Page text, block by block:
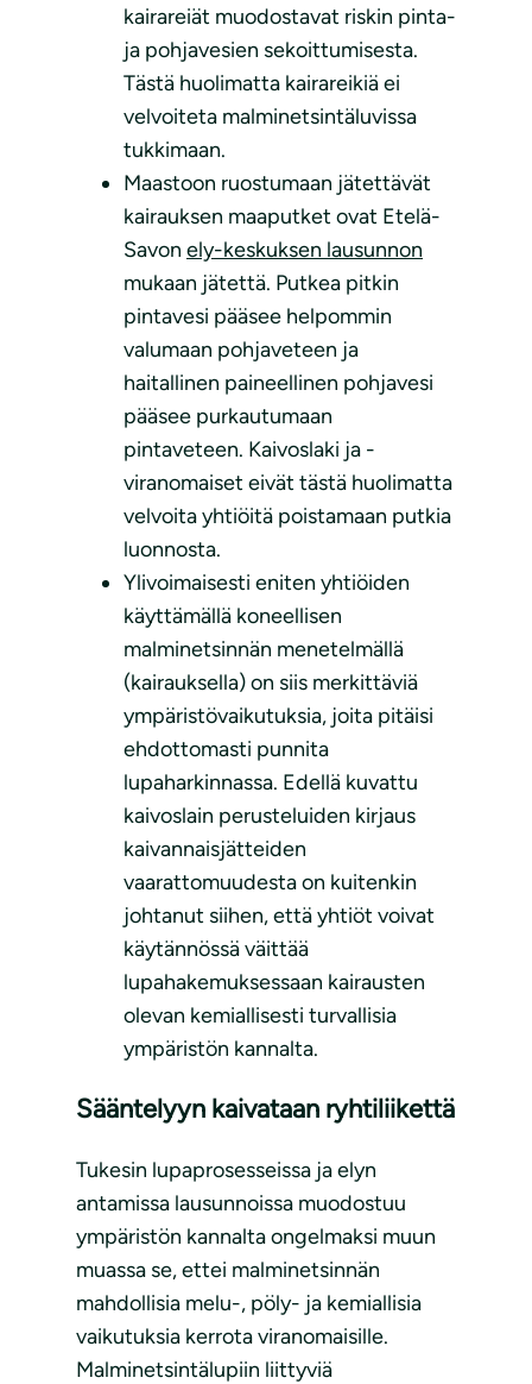
kairareiät muodostavat riskin pinta-
ja pohjavesien sekoittumisesta.
Tästä huolimatta kairareikiä ei
velvoiteta malminetsintäluvissa
tukkimaan.
Maastoon ruostumaan jätettävät
kairauksen maaputket ovat Etelä-
Savon ely-keskuksen lausunnon
mukaan jätettä. Putkea pitkin
pintavesi pääsee helpommin
valumaan pohjaveteen ja
haitallinen paineellinen pohjavesi
pääsee purkautumaan
pintaveteen. Kaivoslaki ja -
viranomaiset eivät tästä huolimatta
velvoita yhtiöitä poistamaan putkia
luonnosta.
Ylivoimaisesti eniten yhtiöiden
käyttämällä koneellisen
malminetsinnän menetelmällä
(kairauksella) on siis merkittäviä
ympäristövaikutuksia, joita pitäisi
ehdottomasti punnita
lupaharkinnassa. Edellä kuvattu
kaivoslain perusteluiden kirjaus
kaivannaisjätteiden
vaarattomuudesta on kuitenkin
johtanut siihen, että yhtiöt voivat
käytännössä väittää
lupahakemuksessaan kairausten
olevan kemiallisesti turvallisia
ympäristön kannalta.
Sääntelyyn kaivataan ryhtiliikettä
Tukesin lupaprosesseissa ja elyn
antamissa lausunnoissa muodostuu
ympäristön kannalta ongelmaksi muun
muassa se, ettei malminetsinnän
mahdollisia melu-, pöly- ja kemiallisia
vaikutuksia kerrota viranomaisille.
Malminetsintälupiin liittyviä